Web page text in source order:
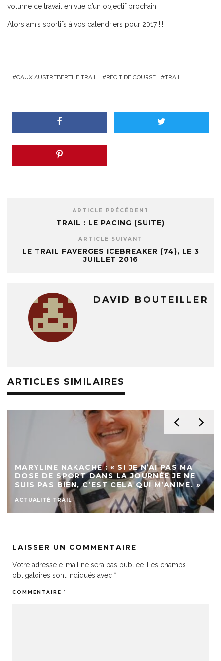
volume de travail en vue d’un objectif prochain.
Alors amis sportifs à vos calendriers pour 2017 !!!
CAUX AUSTREBERTHE TRAIL RÉCIT DE COURSE TRAIL
ARTICLE PRÉCÉDENT
TRAIL : LE PACING (SUITE)
ARTICLE SUIVANT
LE TRAIL FAVERGES ICEBREAKER (74), LE 3
JUILLET 2016
DAVID BOUTEILLER
ARTICLES SIMILAIRES
MARYLINE NAKACHE : « SI JE N’AI PAS MA
DOSE DE SPORT DANS LA JOURNÉE JE NE
SUIS PAS BIEN, C’EST CELA QUI M’ANIME. »
ACTUALITÉ TRAIL
LAISSER UN COMMENTAIRE
Votre adresse e-mail ne sera pas publiée.
Les champs
obligatoires sont indiqués avec *
COMMENTAIRE *